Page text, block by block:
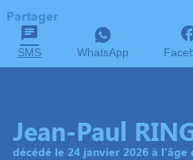
Partager
SMS WhatsApp
Jean-Paul
décédé le 24 janvier 2026 à l'âge